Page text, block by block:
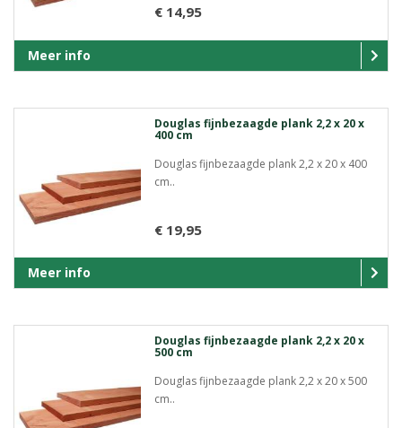
€ 14,95
Meer info
Douglas fijnbezaagde plank 2,2 x 20 x
400 cm
Douglas fijnbezaagde plank 2,2 x 20 x 400
cm..
€ 19,95
Meer info
Douglas fijnbezaagde plank 2,2 x 20 x
500 cm
Douglas fijnbezaagde plank 2,2 x 20 x 500
cm..